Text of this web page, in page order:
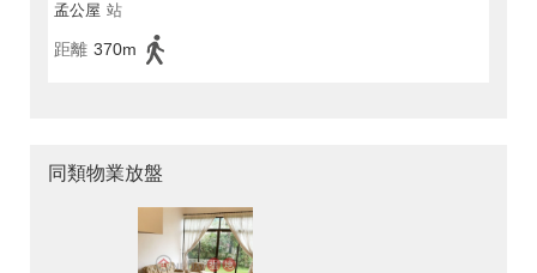
孟公屋 站
距離 370m
同類物業放盤